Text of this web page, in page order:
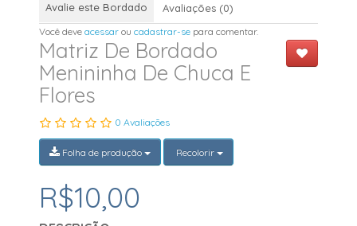
Avalie este Bordado Avaliações (0)
Você deveacessar oucadastrar-se para comentar.
Matriz De Bordado
Menininha De Chuca E
Flores
0 Avaliações
Folha de produção Recolorir
R$10,00